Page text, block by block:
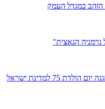
הזהב במגדל העמק
גרמניה הנאצית"
75 למדינת ישראל